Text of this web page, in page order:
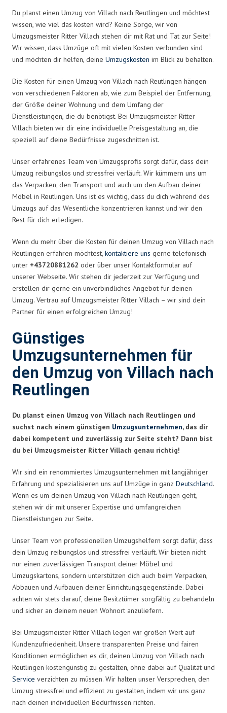
Du planst einen Umzug von Villach nach Reutlingen und möchtest
wissen, wie viel das kosten wird? Keine Sorge, wir von
Umzugsmeister Ritter Villach stehen dir mit Rat und Tat zur Seite!
Wir wissen, dass Umzüge oft mit vielen Kosten verbunden sind
und möchten dir helfen, deine Umzugskosten im Blick zu behalten.
Die Kosten für einen Umzug von Villach nach Reutlingen hängen
von verschiedenen Faktoren ab, wie zum Beispiel der Entfernung,
der Größe deiner Wohnung und dem Umfang der
Dienstleistungen, die du benötigst. Bei Umzugsmeister Ritter
Villach bieten wir dir eine individuelle Preisgestaltung an, die
speziell auf deine Bedürfnisse zugeschnitten ist.
Unser erfahrenes Team von Umzugsprofis sorgt dafür, dass dein
Umzug reibungslos und stressfrei verläuft. Wir kümmern uns um
das Verpacken, den Transport und auch um den Aufbau deiner
Möbel in Reutlingen. Uns ist es wichtig, dass du dich während des
Umzugs auf das Wesentliche konzentrieren kannst und wir den
Rest für dich erledigen.
Wenn du mehr über die Kosten für deinen Umzug von Villach nach
Reutlingen erfahren möchtest, kontaktiere uns gerne telefonisch
unter +43720881262 oder über unser Kontaktformular auf
unserer Webseite. Wir stehen dir jederzeit zur Verfügung und
erstellen dir gerne ein unverbindliches Angebot für deinen
Umzug. Vertrau auf Umzugsmeister Ritter Villach – wir sind dein
Partner für einen erfolgreichen Umzug!
Günstiges
Umzugsunternehmen für
den Umzug von Villach nach
Reutlingen
Du planst einen Umzug von Villach nach Reutlingen und
suchst nach einem günstigen Umzugsunternehmen, das dir
dabei kompetent und zuverlässig zur Seite steht? Dann bist
du bei Umzugsmeister Ritter Villach genau richtig!
Wir sind ein renommiertes Umzugsunternehmen mit langjähriger
Erfahrung und spezialisieren uns auf Umzüge in ganz Deutschland.
Wenn es um deinen Umzug von Villach nach Reutlingen geht,
stehen wir dir mit unserer Expertise und umfangreichen
Dienstleistungen zur Seite.
Unser Team von professionellen Umzugshelfern sorgt dafür, dass
dein Umzug reibungslos und stressfrei verläuft. Wir bieten nicht
nur einen zuverlässigen Transport deiner Möbel und
Umzugskartons, sondern unterstützen dich auch beim Verpacken,
Abbauen und Aufbauen deiner Einrichtungsgegenstände. Dabei
achten wir stets darauf, deine Besitztümer sorgfältig zu behandeln
und sicher an deinem neuen Wohnort anzuliefern.
Bei Umzugsmeister Ritter Villach legen wir großen Wert auf
Kundenzufriedenheit. Unsere transparenten Preise und fairen
Konditionen ermöglichen es dir, deinen Umzug von Villach nach
Reutlingen kostengünstig zu gestalten, ohne dabei auf Qualität und
Service verzichten zu müssen. Wir halten unser Versprechen, den
Umzug stressfrei und effizient zu gestalten, indem wir uns ganz
nach deinen individuellen Bedürfnissen richten.